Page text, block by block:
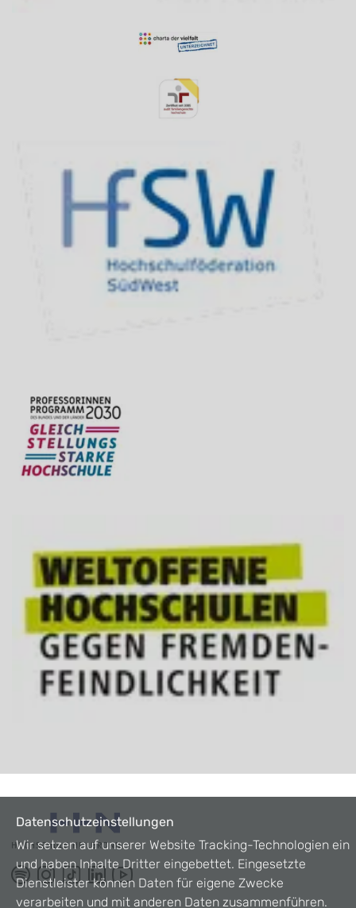
Datenschutzeinstellungen
Wir setzen auf unserer Website Tracking-Technologien ein
und haben Inhalte Dritter eingebettet. Eingesetzte
Dienstleister können Daten für eigene Zwecke
verarbeiten und mit anderen Daten zusammenführen.